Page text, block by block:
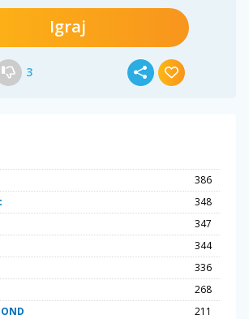
Igraj
3
386
348
347
344
336
268
211